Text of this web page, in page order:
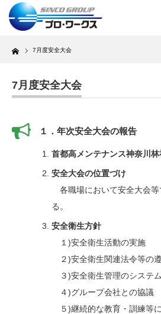
Home 7月度安全大会
7月度安全大会
１．年次安全大会の報告
首都高メンテナンス神奈川
安全大会の位置づけ
各職場において安全大会等
る。
安全衛生方針
１)安全衛生活動の実施
２)安全衛生関連法令等の
３)安全衛生管理のシステ
４)グループ会社との協議
５)継続的な教育・訓練等